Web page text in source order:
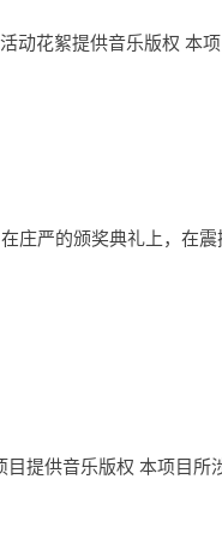
动花絮提供音乐版权 本
庄严的颁奖典礼上，在
提供音乐版权 本项目